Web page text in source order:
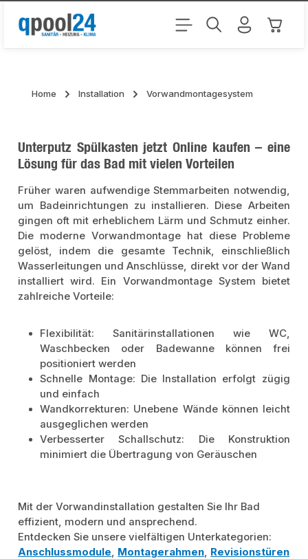
Zum Hauptinhalt springen
Home Installation Vorwandmontagesystem
Unterputz Spülkasten jetzt Online kaufen – eine
Lösung für das Bad mit vielen Vorteilen
Früher waren aufwendige Stemmarbeiten notwendig,
um Badeinrichtungen zu installieren. Diese Arbeiten
gingen oft mit erheblichem Lärm und Schmutz einher.
Die moderne Vorwandmontage hat diese Probleme
gelöst, indem die gesamte Technik, einschließlich
Wasserleitungen und Anschlüsse, direkt vor der Wand
installiert wird. Ein Vorwandmontage System bietet
zahlreiche Vorteile:
Flexibilität: Sanitärinstallationen wie WC,
Waschbecken oder Badewanne können frei
positioniert werden
Schnelle Montage: Die Installation erfolgt zügig
und einfach
Wandkorrekturen: Unebene Wände können leicht
ausgeglichen werden
Verbesserter Schallschutz: Die Konstruktion
minimiert die Übertragung von Geräuschen
Mit der Vorwandinstallation gestalten Sie Ihr Bad
effizient, modern und ansprechend.
Entdecken Sie unsere vielfältigen Unterkategorien:
Anschlussmodule, Montagerahmen, Revisionstüren